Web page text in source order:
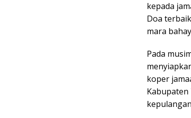
kepada
Doa
mara
Pada
koper